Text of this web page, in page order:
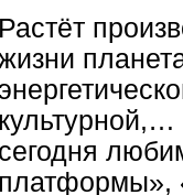
Растёт
культурной,…
сегодня
платформы»,